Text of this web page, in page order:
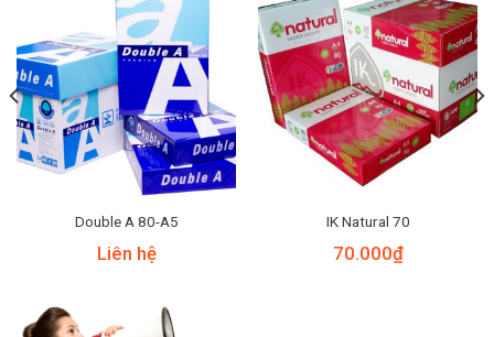
Double A 80-A5
Liên hệ
IK Natural 70
70.000₫